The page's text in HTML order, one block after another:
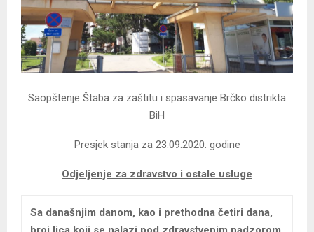
Saopštenje Štaba za zaštitu i spasavanje Brčko distrikta
BiH
Presjek stanja za 23.09.2020. godine
Odjeljenje za zdravstvo i ostale usluge
Sa današnjim danom, kao i prethodna četiri dana,